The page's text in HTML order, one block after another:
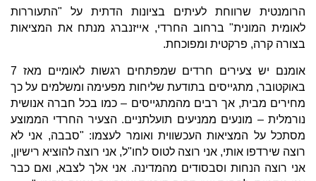
הרומנטית שרווחת לעיתים בציונות הדתית על "התעוררות
לאומית המונית" ברחוב החרדי, אייזנברג מנתח את המציאות
בצורה קרה, פרקטית ומפוכחת.
אומנם יש צעירים חרדים שמפתחים רגשות לאומיים מאז 7
באוקטובר, מתגייסים בתודעת שליחות מפעימה ומשלמים על כך
מחירים מבית, אך רבים מהמתגייסים – כמו בכל חברה אנושית
נורמלית – מונעים ממניעים תועלתניים. הצעיר החרדי הממוצע
מסתכל על המציאות העכשווית ואומר לעצמו: "סבבה, אני לא
רוצה שירדפו אותי, אני רוצה לטוס לחו"ל, אני רוצה להוציא רישיון,
אני רוצה הנחות וסבסודים מהמדינה. אני אלך לצבא, ואם כבר